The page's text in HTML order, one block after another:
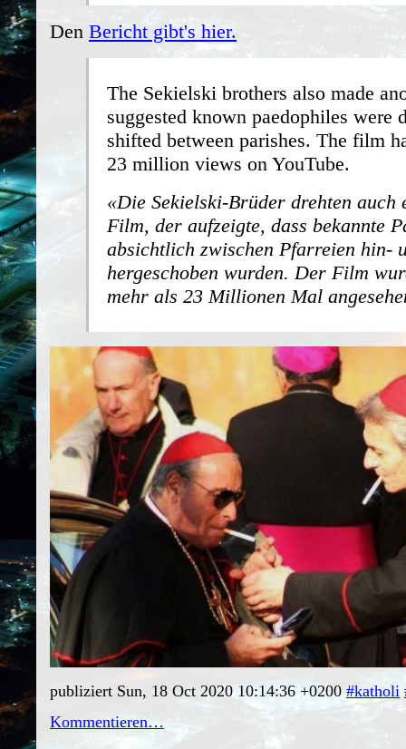
Den Bericht gibt's hier.
The Sekielski brothers also made
suggested known paedophiles were
shifted between parishes. The film
23 million views on YouTube.
Die Sekielski-Brüder drehten auch
Film, der aufzeigte, dass bekannte
absichtlich zwischen Pfarreien hin-
hergeschoben wurden. Der Film
mehr als 23 Millionen Mal
publiziert Sun, 18 Oct 2020 10:14:36 +0200 #katholi
Kommentieren…